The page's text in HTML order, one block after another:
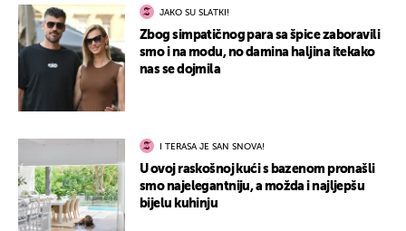
JAKO SU SLATKI!
Zbog simpatičnog para sa špice zaboravili
smo i na modu, no damina haljina itekako
nas se dojmila
I TERASA JE SAN SNOVA!
U ovoj raskošnoj kući s bazenom pronašli
smo najelegantniju, a možda i najljepšu
bijelu kuhinju